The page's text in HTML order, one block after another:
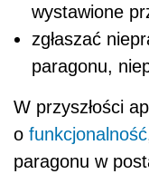
wystawione
zgłaszać
paragonu,
W przyszłości
o funkcjonalność
paragonu w